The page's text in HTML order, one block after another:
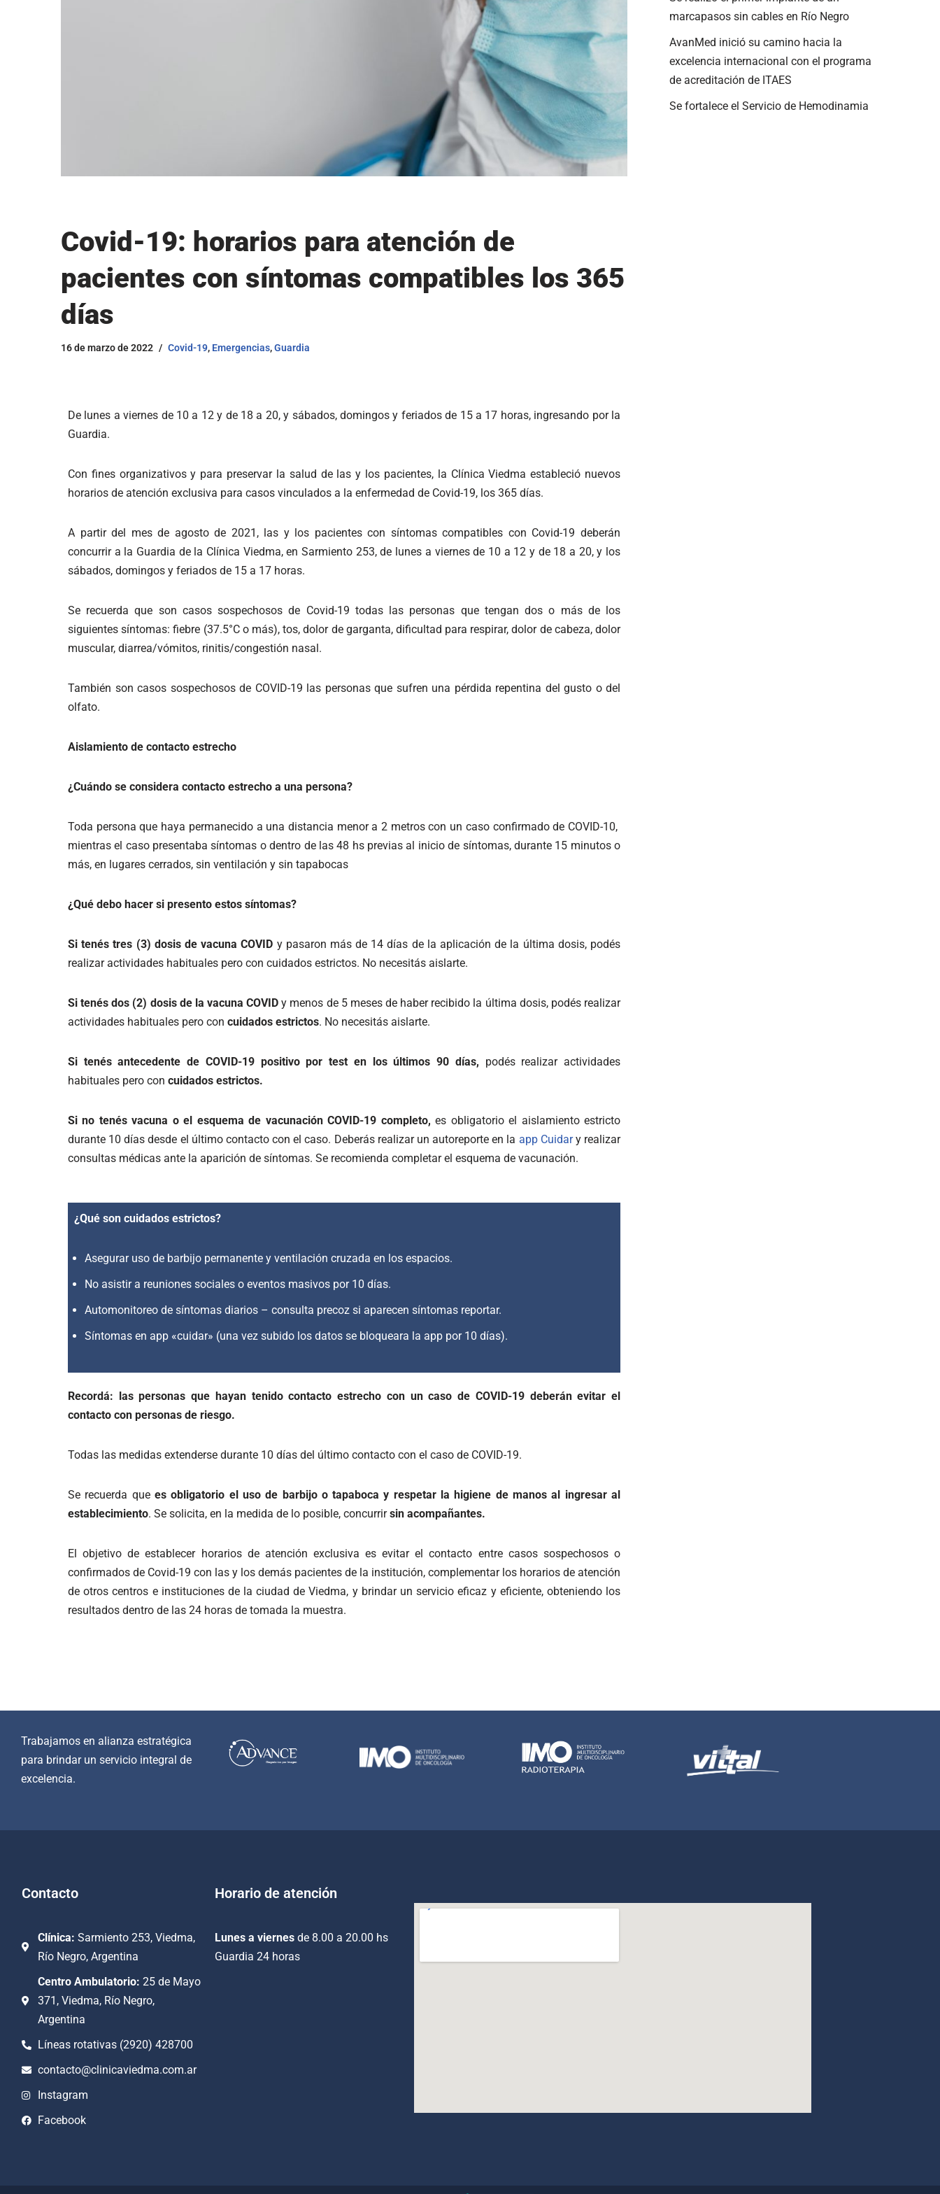
Covid-19: horarios para atención de
pacientes con síntomas compatibles los 365
días
16 de marzo de 2022 Covid-19, Emergencias,Guardia
De lunes a viernes de 10 a 12 y de 18 a 20, y sábados, domingos y feriados de 15 a 17 horas, ingresando por la
Guardia.
Con fines organizativos y para preservar la salud de las y los pacientes, la Clínica Viedma estableció nuevos
horarios de atención exclusiva para casos vinculados a la enfermedad de Covid-19, los 365 días.
A partir del mes de agosto de 2021, las y los pacientes con síntomas compatibles con Covid-19 deberán
concurrir a la Guardia de la Clínica Viedma, en Sarmiento 253, de lunes a viernes de 10 a 12 y de 18 a 20, y los
sábados, domingos y feriados de 15 a 17 horas.
Se recuerda que son casos sospechosos de Covid-19 todas las personas que tengan dos o más de los
siguientes síntomas: fiebre (37.5°C o más), tos, dolor de garganta, dificultad para respirar, dolor de cabeza, dolor
muscular, diarrea/vómitos, rinitis/congestión nasal.
También son casos sospechosos de COVID-19 las personas que sufren una pérdida repentina del gusto o del
olfato.
Aislamiento de contacto estrecho
¿Cuándo se considera contacto estrecho a una persona?
Toda persona que haya permanecido a una distancia menor a 2 metros con un caso confirmado de COVID-10,
mientras el caso presentaba síntomas o dentro de las 48 hs previas al inicio de síntomas, durante 15 minutos o
más, en lugares cerrados, sin ventilación y sin tapabocas
¿Qué debo hacer si presento estos síntomas?
Si tenés tres (3) dosis de vacuna COVID y pasaron más de 14 días de la aplicación de la última dosis, podés
realizar actividades habituales pero con cuidados estrictos. No necesitás aislarte.
Si tenés dos (2) dosis de la vacuna COVIDy menos de 5 meses de haber recibido la última dosis, podés realizar
actividades habituales pero con cuidados estrictos. No necesitás aislarte.
Si tenés antecedente de COVID-19 positivo por test en los últimos 90 días, podés realizar actividades
habituales pero con cuidados estrictos.
Si no tenés vacuna o el esquema de vacunación COVID-19 completo,es obligatorio el aislamiento estricto
durante 10 días desde el último contacto con el caso. Deberás realizar un autoreporte en la app Cuidary realizar
consultas médicas ante la aparición de síntomas. Se recomienda completar el esquema de vacunación.
¿Qué son cuidados estrictos?
Asegurar uso de barbijo permanente y ventilación cruzada en los espacios.
No asistir a reuniones sociales o eventos masivos por 10 días.
Automonitoreo de síntomas diarios – consulta precoz si aparecen síntomas reportar.
Síntomas en app «cuidar» (una vez subido los datos se bloqueara la app por 10 días).
Recordá: las personas que hayan tenido contacto estrecho con un caso de COVID-19 deberán evitar el
contacto con personas de riesgo.
Todas las medidas extenderse durante 10 días del último contacto con el caso de COVID-19.
Se recuerda que es obligatorio el uso de barbijo o tapaboca y respetar la higiene de manos al ingresar al
establecimiento. Se solicita, en la medida de lo posible, concurrirsin acompañantes.
El objetivo de establecer horarios de atención exclusiva es evitar el contacto entre casos sospechosos o
confirmados de Covid-19 con las y los demás pacientes de la institución, complementar los horarios de atención
de otros centros e instituciones de la ciudad de Viedma, y brindar un servicio eficaz y eficiente, obteniendo los
resultados dentro de las 24 horas de tomada la muestra.
marcapasos sin cables en Río Negro
AvanMed inició su camino hacia la
excelencia internacional con el programa
de acreditación de ITAES
Se fortalece el Servicio de Hemodinamia
Trabajamos en alianza estratégica
para brindar un servicio integral de
excelencia.
Contacto
Clínica: Sarmiento 253, Viedma,
Río Negro, Argentina
Centro Ambulatorio: 25 de Mayo
371, Viedma, Río Negro,
Argentina
Líneas rotativas (2920) 428700
contacto@clinicaviedma.com.ar
Instagram
Facebook
Horario de atención
Lunes a viernesde 8.00 a 20.00 hs
Guardia 24 horas